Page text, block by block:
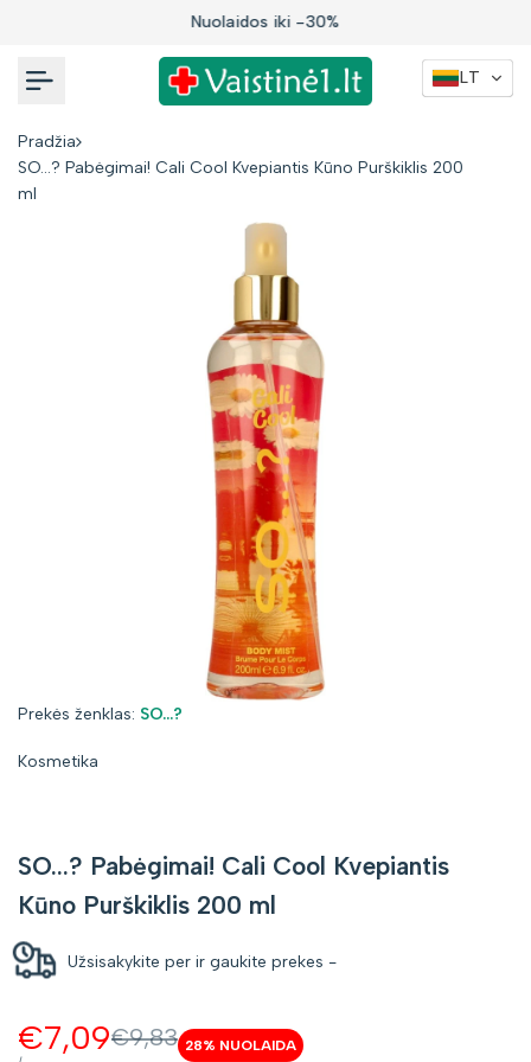
Nuolaidos iki -30%
Pradžia
SO...? Pabėgimai! Cali Cool Kvepiantis Kūno Purškiklis 200
ml
Prekės ženklas: Prekės
SO...?
Kosmetika
SO...? Pabėgimai! Cali Cool Kvepiantis
Kūno Purškiklis 200 ml
Užsisakykite per ir gaukite prekes -
Kaina
€9,83
Kaina
€7,09 28% NUOLAIDA
LT